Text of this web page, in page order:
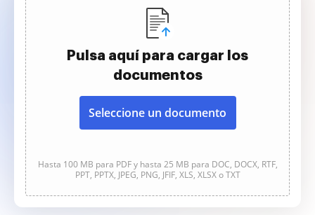
Pulsa aquí para cargar los
documentos
Seleccione un documento
Hasta 100 MB para PDF y hasta 25 MB para DOC, DOCX, RTF,
PPT, PPTX, JPEG, PNG, JFIF, XLS, XLSX o TXT